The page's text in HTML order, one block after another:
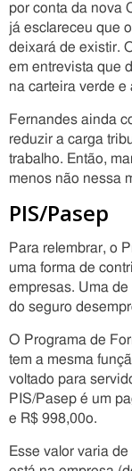
por conta da nova
já esclareceu que
deixará de existir.
em entrevista que
na carteira verde e
Fernandes ainda
reduzir a carga
trabalho. Então,
menos não nessa
PIS/Pasep
Para relembrar, o
uma forma de
empresas. Uma
do seguro
O Programa de
tem a mesma
voltado para
PIS/Pasep é um
e R$ 998,00o.
Esse valor varia